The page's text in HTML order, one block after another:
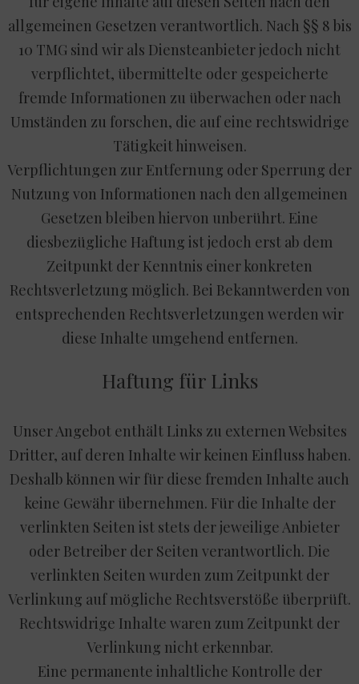
allgemeinen Gesetzen verantwortlich. Nach §§ 8 bis
10 TMG sind wir als Diensteanbieter jedoch nicht
verpflichtet, übermittelte oder gespeicherte
fremde Informationen zu überwachen oder nach
Umständen zu forschen, die auf eine rechtswidrige
Tätigkeit hinweisen.
Verpflichtungen zur Entfernung oder Sperrung der
Nutzung von Informationen nach den allgemeinen
Gesetzen bleiben hiervon unberührt. Eine
diesbezügliche Haftung ist jedoch erst ab dem
Zeitpunkt der Kenntnis einer konkreten
Rechtsverletzung möglich. Bei Bekanntwerden von
entsprechenden Rechtsverletzungen werden wir
diese Inhalte umgehend entfernen.
Haftung für Links
Unser Angebot enthält Links zu externen Websites
Dritter, auf deren Inhalte wir keinen Einfluss haben.
Deshalb können wir für diese fremden Inhalte auch
keine Gewähr übernehmen. Für die Inhalte der
verlinkten Seiten ist stets der jeweilige Anbieter
oder Betreiber der Seiten verantwortlich. Die
verlinkten Seiten wurden zum Zeitpunkt der
Verlinkung auf mögliche Rechtsverstöße überprüft.
Rechtswidrige Inhalte waren zum Zeitpunkt der
Verlinkung nicht erkennbar.
Eine permanente inhaltliche Kontrolle der